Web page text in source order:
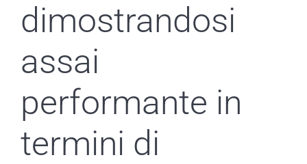
dimostrandosi
assai
performante in
termini di